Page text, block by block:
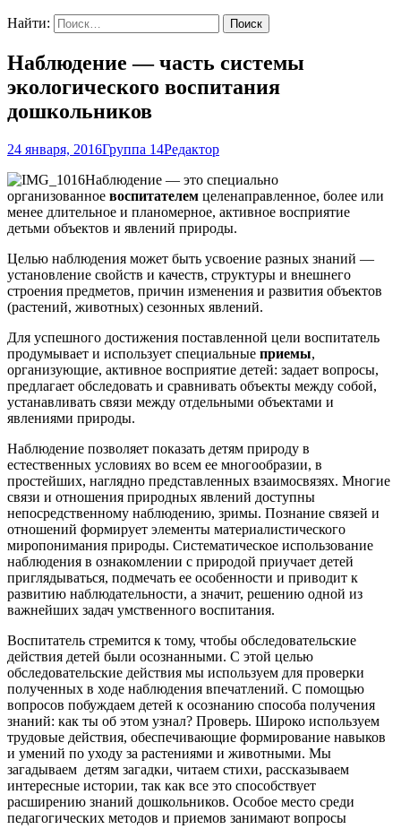
Найти:
Наблюдение — часть системы
экологического воспитания
дошкольников
24 января, 2016Группа 14Редактор
Наблюдение — это специально
организованное воспитателем целенаправленное, более или
менее длительное и планомерное, активное восприятие
детьми объектов и явлений природы.
Целью наблюдения может быть усвоение разных знаний —
установление свойств и качеств, структуры и внешнего
строения предметов, причин изменения и развития объектов
(растений, животных) сезонных явлений.
Для успешного достижения поставленной цели воспитатель
продумывает и использует специальные приемы,
организующие, активное восприятие детей: задает вопросы,
предлагает обследовать и сравнивать объекты между собой,
устанавливать связи между отдельными объектами и
явлениями природы.
Наблюдение позволяет показать детям природу в
естественных условиях во всем ее многообразии, в
простейших, наглядно представленных взаимосвязях. Многие
связи и отношения природных явлений доступны
непосредственному наблюдению, зримы. Познание связей и
отношений формирует элементы материалистического
миропонимания природы. Систематическое использование
наблюдения в ознакомлении с природой приучает детей
приглядываться, подмечать ее особенности и приводит к
развитию наблюдательности, а значит, решению одной из
важнейших задач умственного воспитания.
Воспитатель стремится к тому, чтобы обследовательские
действия детей были осознанными. С этой целью
обследовательские действия мы используем для проверки
полученных в ходе наблюдения впечатлений. С помощью
вопросов побуждаем детей к осознанию способа получения
знаний: как ты об этом узнал? Проверь. Широко используем
трудовые действия, обеспечивающие формирование навыков
и умений по уходу за растениями и животными. Мы
загадываем детям загадки, читаем стихи, рассказываем
интересные истории, так как все это способствует
расширению знаний дошкольников. Особое место среди
педагогических методов и приемов занимают вопросы